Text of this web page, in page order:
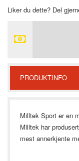
Liker du dette? Del
PRODUKTINFO
Milltek Sport er en
Milltek har
mest annerkjente